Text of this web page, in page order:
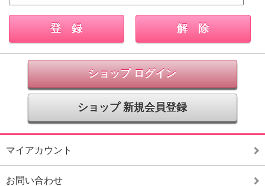
ショップ ログイン
ショップ 新規会員登録
マイアカウント
お問い合わせ